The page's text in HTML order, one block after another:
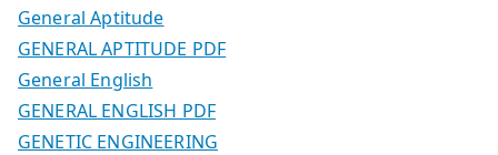
General Aptitude
GENERAL APTITUDE PDF
General English
GENERAL ENGLISH PDF
GENETIC ENGINEERING